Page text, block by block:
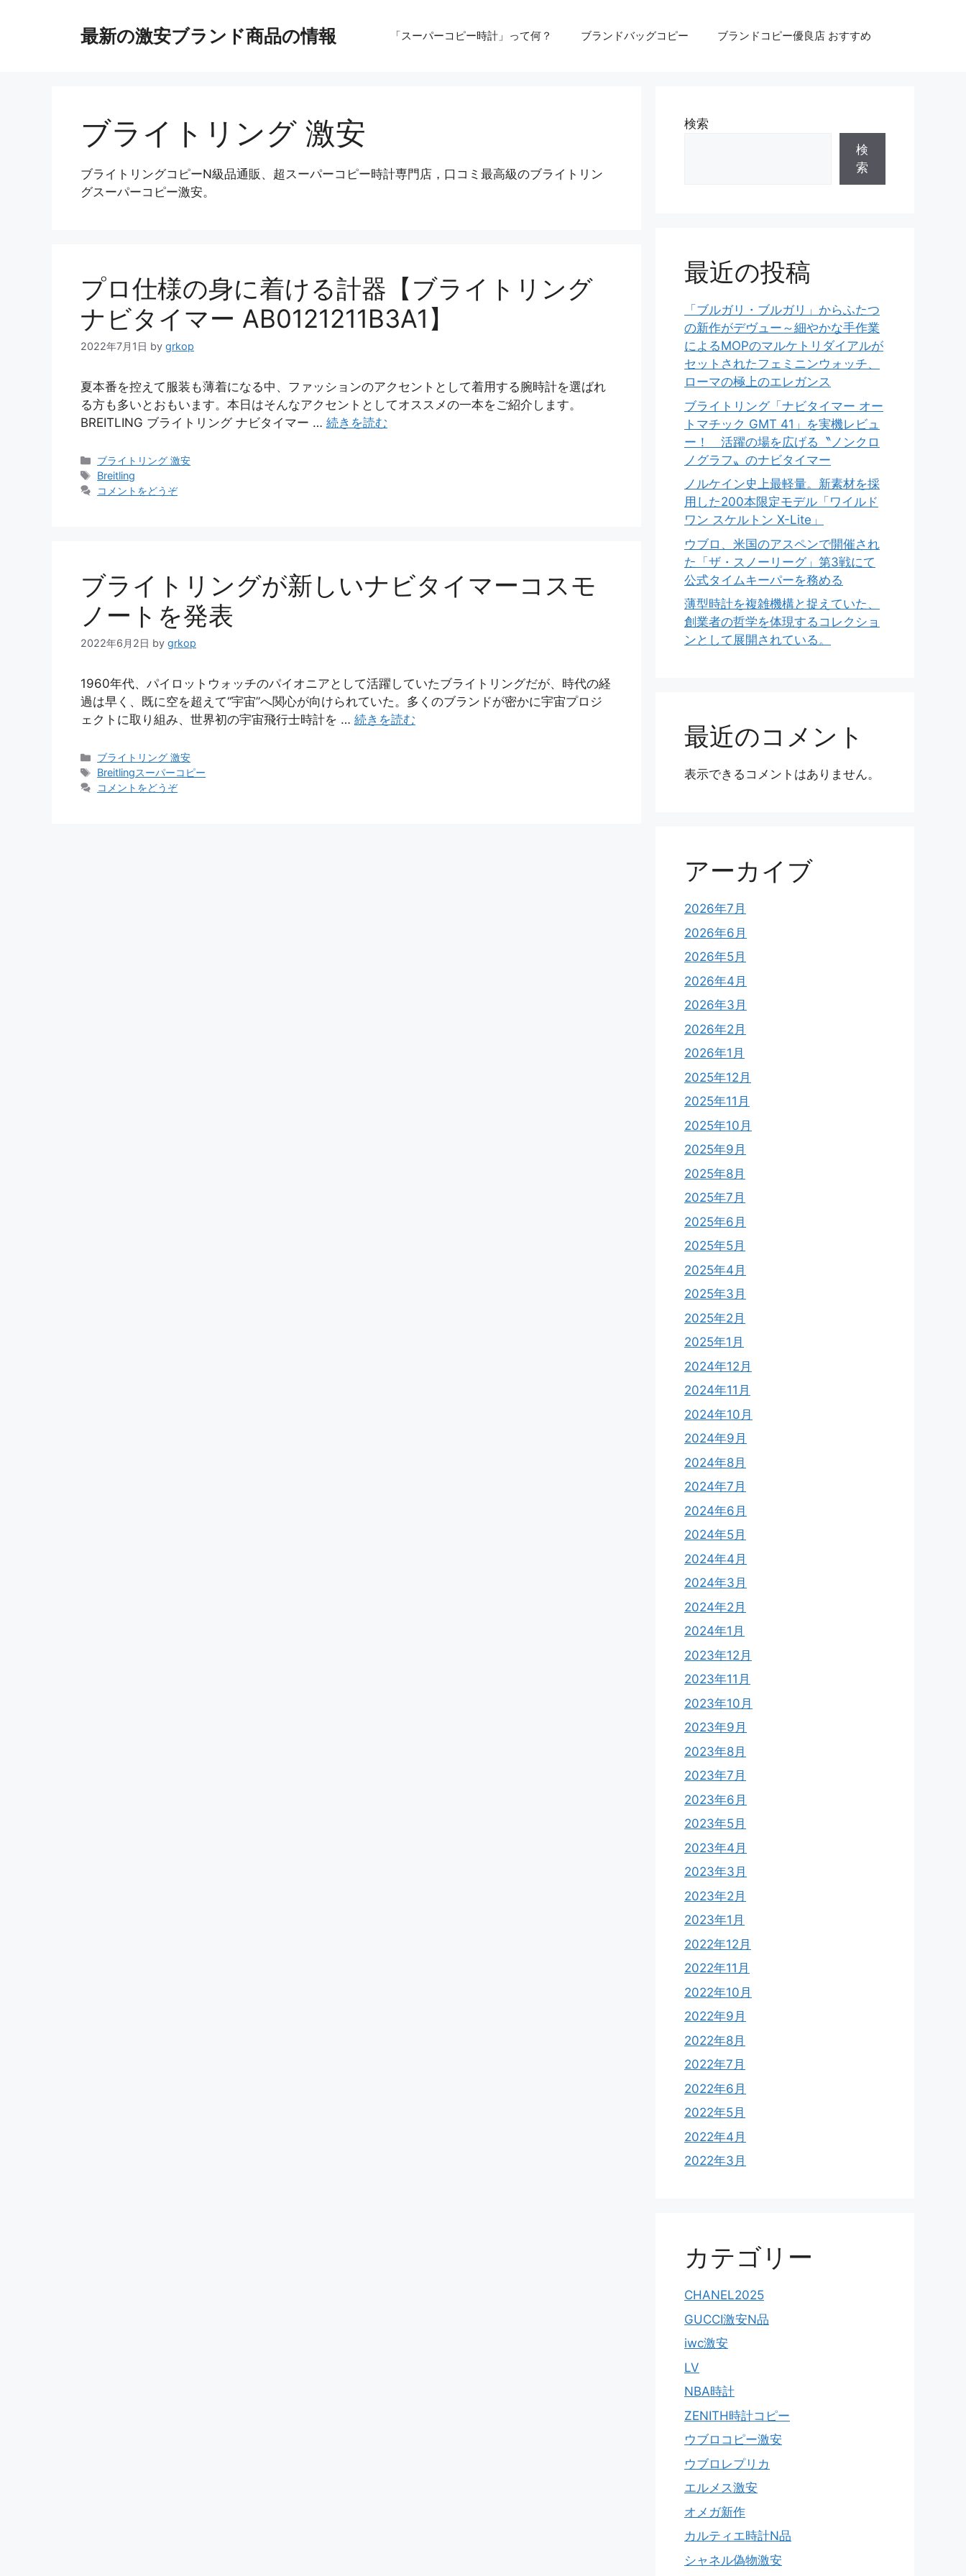
最新の激安ブランド商品の情報 「スーパーコピー時計」って何？ ブランドバッグコピー ブランドコピー優良店 おすすめ
ブライトリング 激安
ブライトリングコピーN級品通販、超スーパーコピー時計専門店，口コミ最高級のブライトリン
グスーパーコピー激安。
プロ仕様の身に着ける計器【ブライトリング
ナビタイマー AB0121211B3A1】
2022年7月1日 by grkop
夏本番を控えて服装も薄着になる中、ファッションのアクセントとして着用する腕時計を選ばれ
る方も多いとおもいます。本日はそんなアクセントとしてオススメの一本をご紹介します。
BREITLING ブライトリング ナビタイマー … 続きを読む
カ
テ
ゴ
ブライトリング 激安
タ
グ
Breitling
コメントをどうぞ
ブライトリングが新しいナビタイマーコスモ
ノートを発表
2022年6月2日 by grkop
1960年代、パイロットウォッチのパイオニアとして活躍していたブライトリングだが、時代の経
過は早く、既に空を超えて“宇宙”へ関心が向けられていた。多くのブランドが密かに宇宙プロジ
ェクトに取り組み、世界初の宇宙飛行士時計を … 続きを読む
カ
テ
ゴ
ブライトリング 激安
タ
グ
Breitlingスーパーコピー
コメントをどうぞ
検索
検
索
最近の投稿
「ブルガリ・ブルガリ」からふたつ
の新作がデヴュー～細やかな手作業
によるMOPのマルケトリダイアルが
セットされたフェミニンウォッチ、
ローマの極上のエレガンス
ブライトリング「ナビタイマー オー
トマチック GMT 41」を実機レビュ
ー！ 活躍の場を広げる〝ノンクロ
ノグラフ〟のナビタイマー
ノルケイン史上最軽量。新素材を採
用した200本限定モデル「ワイルド
ワン スケルトン X-Lite」
ウブロ、米国のアスペンで開催され
た「ザ・スノーリーグ」第3戦にて
公式タイムキーパーを務める
薄型時計を複雑機構と捉えていた、
創業者の哲学を体現するコレクショ
ンとして展開されている。
最近のコメント
表示できるコメントはありません。
アーカイブ
2026年7月
2026年6月
2026年5月
2026年4月
2026年3月
2026年2月
2026年1月
2025年12月
2025年11月
2025年10月
2025年9月
2025年8月
2025年7月
2025年6月
2025年5月
2025年4月
2025年3月
2025年2月
2025年1月
2024年12月
2024年11月
2024年10月
2024年9月
2024年8月
2024年7月
2024年6月
2024年5月
2024年4月
2024年3月
2024年2月
2024年1月
2023年12月
2023年11月
2023年10月
2023年9月
2023年8月
2023年7月
2023年6月
2023年5月
2023年4月
2023年3月
2023年2月
2023年1月
2022年12月
2022年11月
2022年10月
2022年9月
2022年8月
2022年7月
2022年6月
2022年5月
2022年4月
2022年3月
カテゴリー
CHANEL2025
GUCCI激安N品
iwc激安
LV
NBA時計
ZENITH時計コピー
ウブロコピー激安
ウブロレプリカ
エルメス激安
オメガ新作
カルティエ時計N品
シャネル偽物激安